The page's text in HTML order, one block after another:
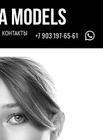
КОНТАКТЫ +7 903 197-65-61